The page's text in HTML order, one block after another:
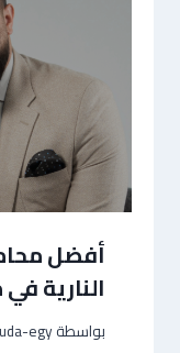
أفضل
النارية
بواسطةegy